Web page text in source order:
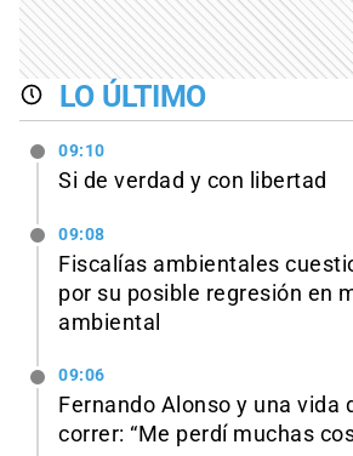
LO ÚLTIMO
09:10
Si de verdad y con libertad
09:08
Fiscalías ambientales
por su posible regresión en
ambiental
09:06
Fernando Alonso y una vida
correr: “Me perdí muchas